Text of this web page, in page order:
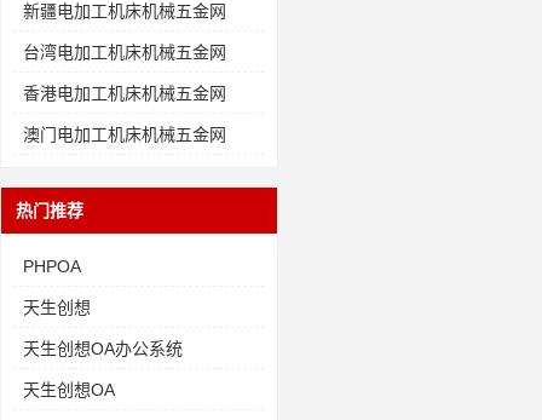
新疆电加工机床机械五金网
台湾电加工机床机械五金网
香港电加工机床机械五金网
澳门电加工机床机械五金网
热门推荐
PHPOA
天生创想
天生创想OA办公系统
天生创想OA